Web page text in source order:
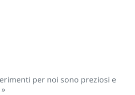
per noi sono preziosi e